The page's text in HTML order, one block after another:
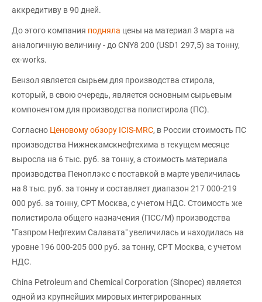
аккредитиву в 90 дней.
До этого компания подняла цены на материал 3 марта на
аналогичную величину - до CNY8 200 (USD1 297,5) за тонну,
ex-works.
Бензол является сырьем для производства стирола,
который, в свою очередь, является основным сырьевым
компонентом для производства полистирола (ПС).
Согласно Ценовому обзору ICIS-MRC, в России стоимость ПС
производства Нижнекамскнефтехима в текущем месяце
выросла на 6 тыс. руб. за тонну, а стоимость материала
производства Пеноплэкс с поставкой в марте увеличилась
на 8 тыс. руб. за тонну и составляет диапазон 217 000-219
000 руб. за тонну, CPT Москва, с учетом НДС. Стоимость же
полистирола общего назначения (ПСС/М) производства
"Газпром Нефтехим Салавата" увеличилась и находилась на
уровне 196 000-205 000 руб. за тонну, CPT Москва, с учетом
НДС.
China Petroleum and Chemical Corporation (Sinopec) является
одной из крупнейших мировых интегрированных